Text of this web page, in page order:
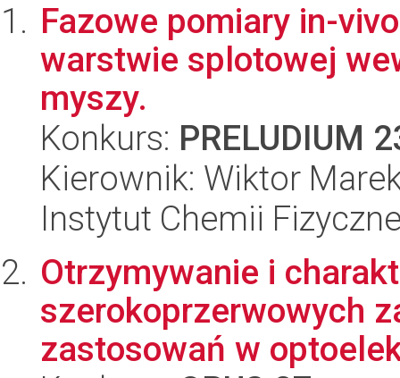
Fazowe pomiary in-
warstwie splotowej
myszy.
Konkurs: PRELUDIUM
Kierownik: Wiktor
Instytut Chemii
Otrzymywanie i
szerokoprzerwowych
zastosowań w